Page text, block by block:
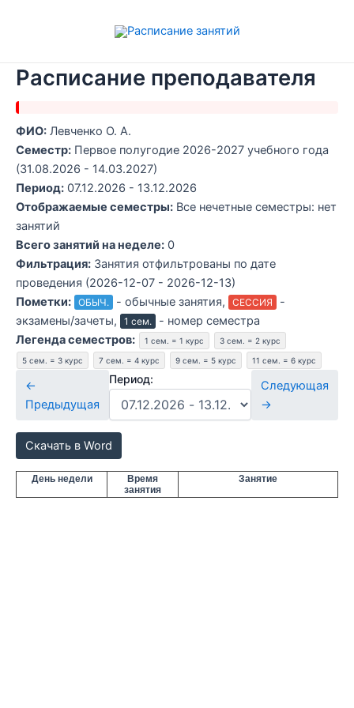
Расписание преподавателя
ФИО: Левченко О. А.
Семестр: Первое полугодие 2026-2027 учебного года
(31.08.2026 - 14.03.2027)
Период: 07.12.2026 - 13.12.2026
Отображаемые семестры: Все нечетные семестры: нет
занятий
Всего занятий на неделе: 0
Фильтрация: Занятия отфильтрованы по дате
проведения (2026-12-07 - 2026-12-13)
Пометки: ОБЫЧ. - обычные занятия, СЕССИЯ
-
экзамены/зачеты,
1 сем.
- номер семестра
Легенда семестров:
1 сем. = 1 курс 3 сем. = 2 курс
5 сем. = 3 курс 7 сем. = 4 курс 9 сем. = 5 курс 11 сем. = 6 курс
←
Предыдущая
Период:
Следующая
→
Скачать в Word
День недели
Время
занятия
Занятие